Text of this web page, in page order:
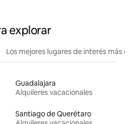
explorar
Los mejores lugares de interés más
Guadalajara
Alquileres vacacionales
Santiago de Querétaro